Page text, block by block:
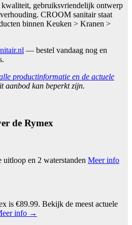
kwaliteit, gebruiksvriendelijk ontwerp
CROOM sanitair staat
binnen Keuken > Kranen >
— bestel vandaag nog en
productinformatie en de actuele
aanbod kan beperkt zijn.
de Rymex
en 2 waterstanden Meer info
is €89.99. Bekijk de meest actuele
info →